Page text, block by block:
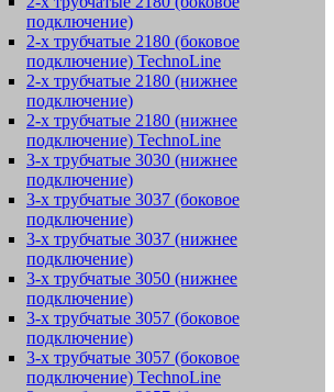
подключение)
2-х трубчатые 2180 (боковое
подключение) TechnoLine
2-х трубчатые 2180 (нижнее
подключение)
2-х трубчатые 2180 (нижнее
подключение) TechnoLine
3-х трубчатые 3030 (нижнее
подключение)
3-х трубчатые 3037 (боковое
подключение)
3-х трубчатые 3037 (нижнее
подключение)
3-х трубчатые 3050 (нижнее
подключение)
3-х трубчатые 3057 (боковое
подключение)
3-х трубчатые 3057 (боковое
подключение) TechnoLine